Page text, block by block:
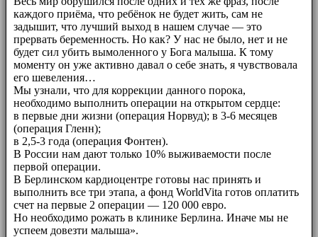
каждого приёма, что ребёнок не будет жить, сам не
задышит, что лучший выход в нашем случае — это
прервать беременность. Но как? У нас не было, нет и не
будет сил убить вымоленного у Бога малыша. К тому
моменту он уже активно давал о себе знать, я чувствовала
его шевеления…
Мы узнали, что для коррекции данного порока,
необходимо выполнить операции на открытом сердце:
в первые дни жизни (операция Норвуд); в 3-6 месяцев
(операция Гленн);
в 2,5-3 года (операция Фонтен).
В России нам дают только 10% выживаемости после
первой операции.
В Берлинском кардиоцентре готовы нас принять и
выполнить все три этапа, а фонд WorldVita готов оплатить
счет на первые 2 операции — 120 000 евро.
Но необходимо рожать в клинике Берлина. Иначе мы не
успеем довезти малыша».